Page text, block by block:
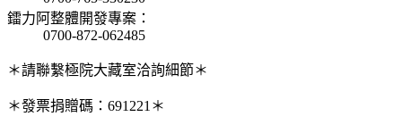
鐳力阿整體開發專案 ：
0700-872-062485
＊請聯繫極院大藏室洽詢細節＊
＊發票捐贈碼：691221＊